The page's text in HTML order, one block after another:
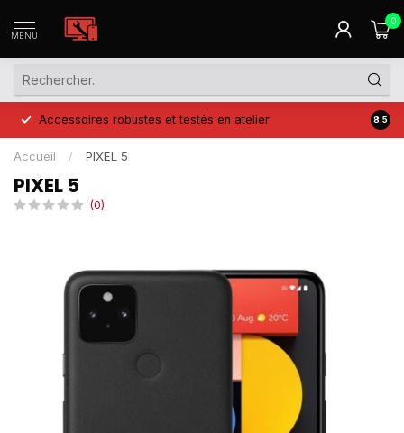
MENU
0
Accessoires robustes et testés en atelier Prix
8.5
Accueil / PIXEL 5
PIXEL 5
(0)